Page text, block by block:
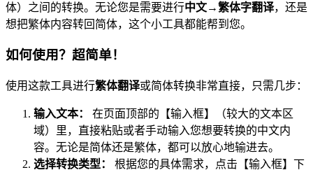
体）之间的转换。无论您是需要进行中文→繁体字翻译，还是
想把繁体内容转回简体，这个小工具都能帮到您。
如何使用？超简单！
使用这款工具进行繁体翻译或简体转换非常直接，只需几步：
输入文本：
在页面顶部的【输入框】（较大的文本区
域）里，直接粘贴或者手动输入您想要转换的中文内
容。无论是简体还是繁体，都可以放心地输进去。
选择转换类型：
根据您的具体需求，点击【输入框】下